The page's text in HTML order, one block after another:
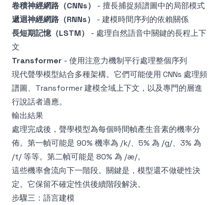
卷積神經網路（CNNs）
- 擅長捕捉頻譜圖中的局部模式
遞迴神經網路（RNNs）
- 建模時間序列的依賴關係
長短期記憶（LSTM）
- 處理自然語音中關鍵的長程上下
文
Transformer - 使用注意力機制平行處理整個序列
現代聲學模型結合多種架構。它們可能使用 CNNs 處理頻
譜圖、Transformer 建模全域上下文，以及專門的層進
行說話者適應。
輸出結果
處理完成後，聲學模型為每個時間幀產生音素的機率分
佈。第一幀可能是 90% 機率為 /k/、5% 為 /g/、3% 為
/t/ 等等。第二幀可能是 80% 為 /æ/。
這些機率會流向下一階段。關鍵是，模型還不做硬性決
定。它保留不確定性供後續階段解決。
步驟三：語言建模